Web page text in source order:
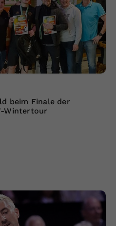
beim Finale der
Wintertour